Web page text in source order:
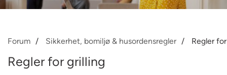
Forum Sikkerhet, bomiljø & husordensregler Regler
Regler for grilling